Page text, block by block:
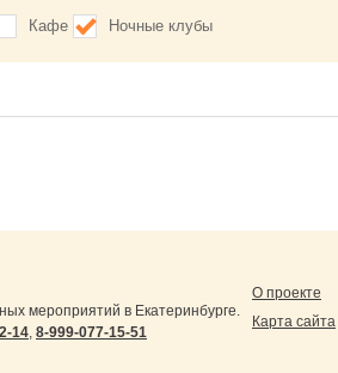
Кафе Ночные клубы
мероприятий в Екатеринбурге.
14, 8-999-077-15-51
О проекте
Карта сайта